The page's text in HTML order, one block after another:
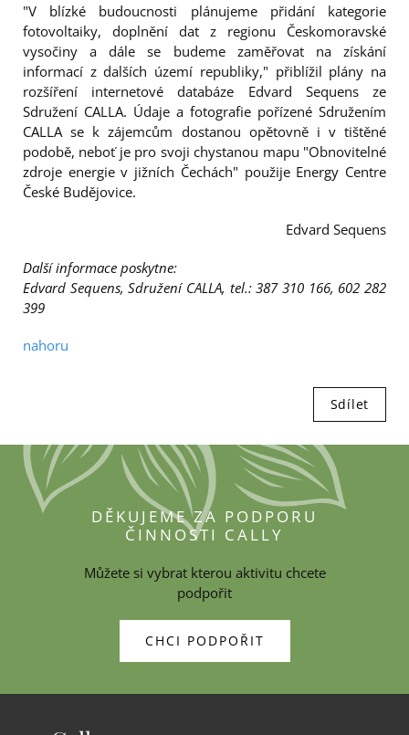
"V blízké budoucnosti plánujeme přidání kategorie
fotovoltaiky, doplnění dat z regionu Českomoravské
vysočiny a dále se budeme zaměřovat na získání
informací z dalších území republiky," přiblížil plány na
rozšíření internetové databáze Edvard Sequens ze
Sdružení CALLA. Údaje a fotografie pořízené Sdružením
CALLA se k zájemcům dostanou opětovně i v tištěné
podobě, neboť je pro svoji chystanou mapu "Obnovitelné
zdroje energie v jižních Čechách" použije Energy Centre
České Budějovice.
Edvard Sequens
Další informace poskytne:
Edvard Sequens, Sdružení CALLA, tel.: 387 310 166, 602 282
399
nahoru
Sdílet
DĚKUJEME ZA PODPORU
ČINNOSTI CALLY
Můžete si vybrat kterou aktivitu chcete
podpořit
CHCI PODPOŘIT